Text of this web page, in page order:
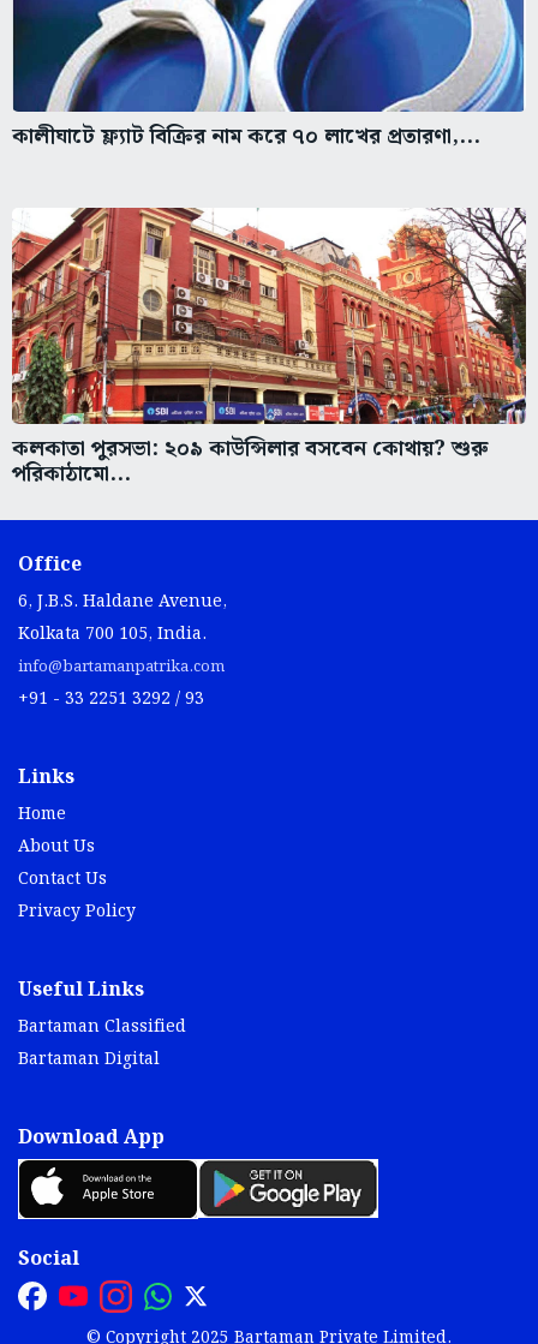
কালীঘাটে ফ্ল্যাট বিক্রির নাম করে ৭০ লাখের প্রতারণা,...
কলকাতা পুরসভা: ২০৯ কাউন্সিলার বসবেন কোথায়? শুরু
পরিকাঠামো...
Office
6, J.B.S. Haldane Avenue,
Kolkata 700 105, India.
info@bartamanpatrika.com
+91 - 33 2251 3292 / 93
Links
Home
About Us
Contact Us
Privacy Policy
Useful Links
Bartaman Classified
Bartaman Digital
Download App
Social
© Copyright 2025 Bartaman Private Limited.